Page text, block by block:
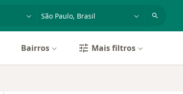
Bairros Mais filtros